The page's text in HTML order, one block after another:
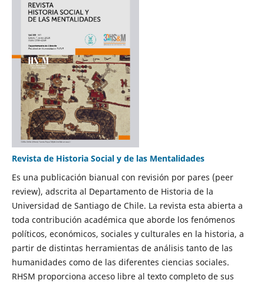
Revista de Historia Social y de las Mentalidades
Es una publicación bianual con revisión por pares (peer
review), adscrita al Departamento de Historia de la
Universidad de Santiago de Chile. La revista esta abierta a
toda contribución académica que aborde los fenómenos
políticos, económicos, sociales y culturales en la historia, a
partir de distintas herramientas de análisis tanto de las
humanidades como de las diferentes ciencias sociales.
RHSM proporciona acceso libre al texto completo de sus